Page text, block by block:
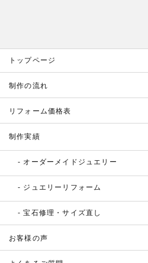
トップページ
制作の流れ
リフォーム価格表
制作実績
オーダーメイドジュエリー
ジュエリーリフォーム
宝石修理・サイズ直し
お客様の声